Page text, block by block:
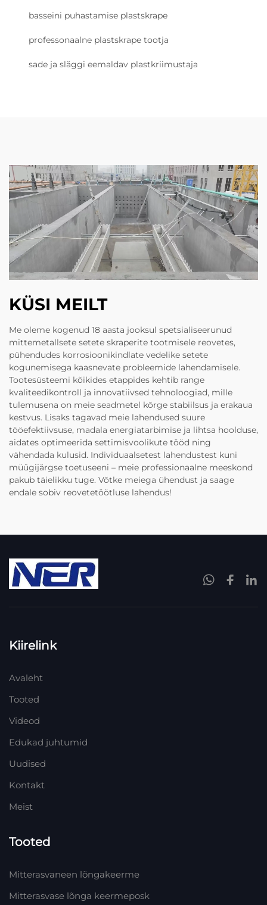
basseini puhastamise plastskrape
professonaalne plastskrape tootja
sade ja släggi eemaldav plastkriimustaja
KÜSI MEILT
Me oleme kogenud 18 aasta jooksul spetsialiseerunud
mittemetallsete setete skraperite tootmisele reovetes,
pühendudes korrosioonikindlate vedelike setete
kogunemisega kaasnevate probleemide lahendamisele.
Tootesüsteemi kõikides etappides kehtib range
kvaliteedikontroll ja innovatiivsed tehnoloogiad, mille
tulemusena on meie seadmetel kõrge stabiilsus ja erakaua
kestvus. Lisaks tagavad meie lahendused suure
tööefektiivsuse, madala energiatarbimise ja lihtsa hoolduse,
aidates optimeerida settimisvoolikute tööd ning
vähendada kulusid. Individuaalsetest lahendustest kuni
müügijärgse toetuseeni – meie professionaalne meeskond
pakub täielikku tuge. Võtke meiega ühendust ja saage
endale sobiv reovetetöötluse lahendus!
Kiirelink
Avaleht
Tooted
Videod
Edukad juhtumid
Uudised
Kontakt
Meist
Tooted
Mitterasvaneen lõngakeerme
Mitterasvase lõnga keermeposk